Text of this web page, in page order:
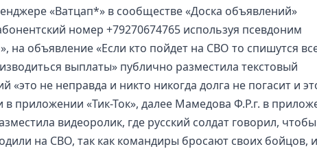
«Ватцап*» в сообществе «Доска объявлений»
номер +79270674765 используя псевдоним
на объявление «Если кто пойдет на СВО то спишутся
выплаты» публично разместила текстовый
«это не неправда и никто никогда долга не погасит и
в приложении «Тик-Ток», далее Мамедова Ф.Р.г. в
видеоролик, где русский солдат говорил, чтобы
на СВО, так как командиры бросают своих бойцов, и